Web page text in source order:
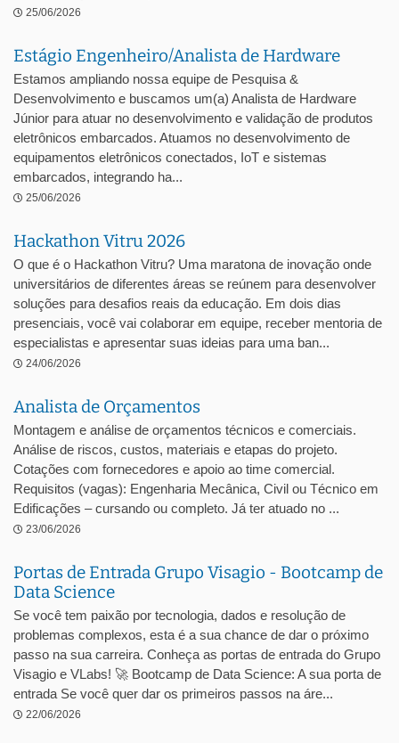
25/06/2026
Estágio Engenheiro/Analista de Hardware
Estamos ampliando nossa equipe de Pesquisa &
Desenvolvimento e buscamos um(a) Analista de Hardware
Júnior para atuar no desenvolvimento e validação de produtos
eletrônicos embarcados. Atuamos no desenvolvimento de
equipamentos eletrônicos conectados, IoT e sistemas
embarcados, integrando ha...
25/06/2026
Hackathon Vitru 2026
O que é o Hackathon Vitru? Uma maratona de inovação onde
universitários de diferentes áreas se reúnem para desenvolver
soluções para desafios reais da educação. Em dois dias
presenciais, você vai colaborar em equipe, receber mentoria de
especialistas e apresentar suas ideias para uma ban...
24/06/2026
Analista de Orçamentos
Montagem e análise de orçamentos técnicos e comerciais.
Análise de riscos, custos, materiais e etapas do projeto.
Cotações com fornecedores e apoio ao time comercial.
Requisitos (vagas): Engenharia Mecânica, Civil ou Técnico em
Edificações – cursando ou completo. Já ter atuado no ...
23/06/2026
Portas de Entrada Grupo Visagio - Bootcamp de
Data Science
Se você tem paixão por tecnologia, dados e resolução de
problemas complexos, esta é a sua chance de dar o próximo
passo na sua carreira. Conheça as portas de entrada do Grupo
Visagio e VLabs! 🚀 Bootcamp de Data Science: A sua porta de
entrada Se você quer dar os primeiros passos na áre...
22/06/2026